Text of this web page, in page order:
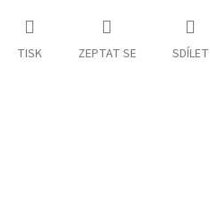
TISK ZEPTAT SE SDÍLET